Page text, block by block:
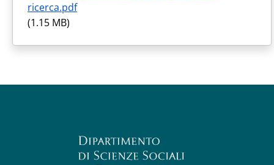
ricerca.pdf
(1.15 MB)